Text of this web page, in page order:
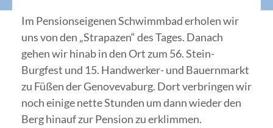
Im Pensionseigenen Schwimmbad erholen wir
uns von den „Strapazen“ des Tages. Danach
gehen wir hinab in den Ort zum 56. Stein-
Burgfest und 15. Handwerker- und Bauernmarkt
zu Füßen der Genovevaburg. Dort verbringen wir
noch einige nette Stunden um dann wieder den
Berg hinauf zur Pension zu erklimmen.